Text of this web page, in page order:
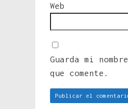
Web
Guarda mi
que comente.